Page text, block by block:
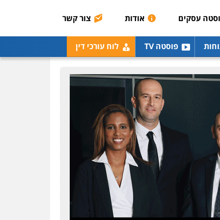
עסקים אודות צור קשר
פוסטה TV לוח עורכי דין
0507120031
עו"ד אייל אביטל
פלילי פשיעה חמורה
מעצרים וחקירות
0544712201
עו"ד בועז קניג
פלילי משפחה כלכלי
0507003001
ויקי שמואל – משרד עו"ד
משפט פלילי
0528959600